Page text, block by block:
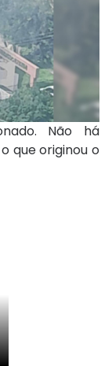
Não há
que originou o